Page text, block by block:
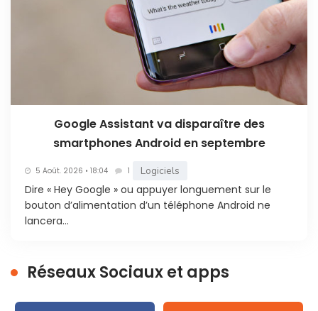
Google Assistant va disparaître des
smartphones Android en septembre
5 Août. 2026 • 18:04 1 Logiciels
Dire « Hey Google » ou appuyer longuement sur le
bouton d’alimentation d’un téléphone Android ne
lancera...
Réseaux Sociaux et apps